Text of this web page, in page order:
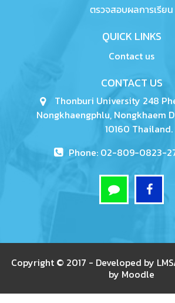
ตรวจสอบผลการเรียน
QUICK LINKS
Contact us
CONTACT US
Thonburi University 248
Nongkhaengphlu, Nongkhaem
10160 Thailand.
Phone: 02-809-0823-
Copyright © 2017 - Developed by
by Moodle